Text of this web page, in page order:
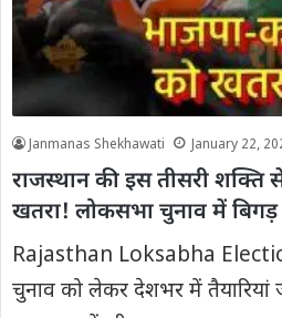
Janmanas Shekhawati January 22,
राजस्थान की इस तीसरी शक्ति
खतरा! लोकसभा चुनाव में
Rajasthan Loksabha
चुनाव को लेकर देशभर में तैयारियां